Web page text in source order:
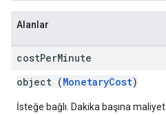
Alanlar
costPerMinute
object (MonetaryCost)
İsteğe bağlı. Dakika başına maliyet.